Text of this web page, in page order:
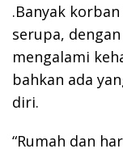
.Banyak
serupa,
mengalami
bahkan ada
diri.
“Rumah dan